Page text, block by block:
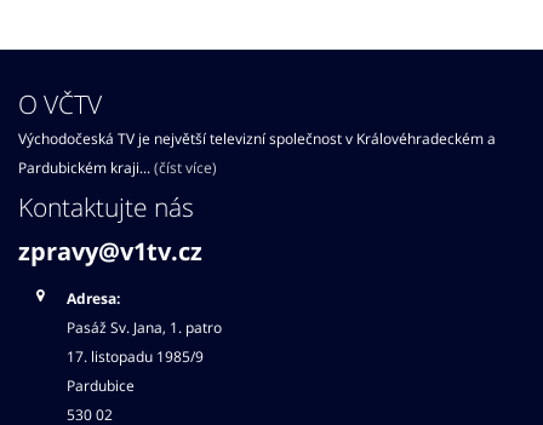
O VČTV
Východočeská TV je největší televizní společnost v Královéhradeckém a
Pardubickém kraji...(číst více)
Kontaktujte nás
zpravy@v1tv.cz
Adresa:
Pasáž Sv. Jana, 1. patro
17. listopadu 1985/9
Pardubice
530 02